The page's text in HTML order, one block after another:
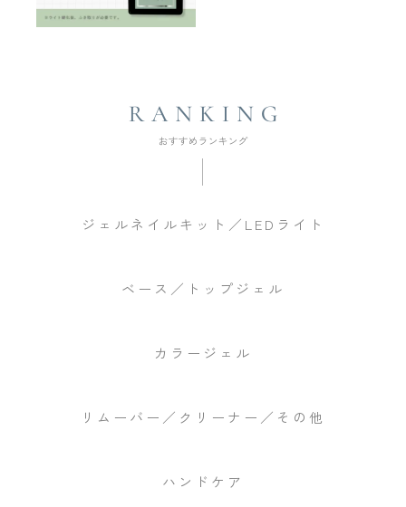
ジェルネイルキット／LEDライト
ベース／トップジェル
カラージェル
リムーバー／クリーナー／その他
ハンドケア